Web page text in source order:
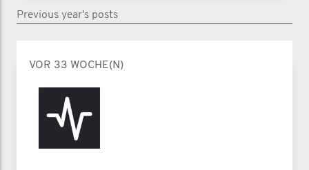
Previous year's posts
VOR 33 WOCHE(N)